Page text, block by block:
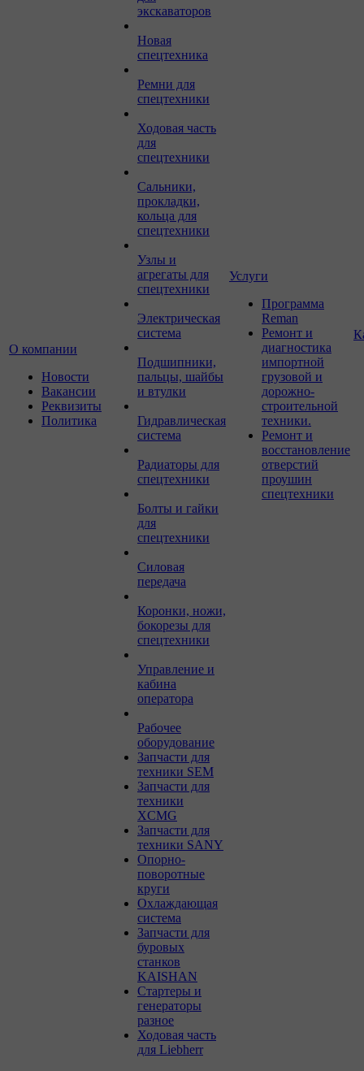
О компании
Новости
Вакансии
Реквизиты
Политика
экскаваторов
Новая
спецтехника
Ремни для
спецтехники
Ходовая часть
для
спецтехники
Сальники,
прокладки,
кольца для
спецтехники
Узлы и
агрегаты для
спецтехники
Электрическая
система
Подшипники,
пальцы, шайбы
и втулки
Гидравлическая
система
Радиаторы для
спецтехники
Болты и гайки
для
спецтехники
Силовая
передача
Коронки, ножи,
бокорезы для
спецтехники
Управление и
кабина
оператора
Рабочее
оборудование
Запчасти для
техники SEM
Запчасти для
техники
XCMG
Запчасти для
техники SANY
Опорно-
поворотные
круги
Охлаждающая
система
Запчасти для
буровых
станков
KAISHAN
Стартеры и
генераторы
разное
Ходовая часть
для Liebherr
Услуги
Программа
Reman
Ремонт и
диагностика
импортной
грузовой и
дорожно-
строительной
техники.
Ремонт и
восстановление
отверстий
проушин
спецтехники